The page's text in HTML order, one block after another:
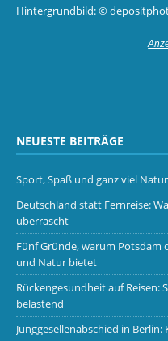
Hintergrundbild: ©
NEUESTE BEITRÄGE
Sport, Spaß und ganz viel
Deutschland statt Fernreise:
überrascht
Fünf Gründe, warum
und Natur bietet
Rückengesundheit auf Reisen:
belastend
Junggesellenabschied in